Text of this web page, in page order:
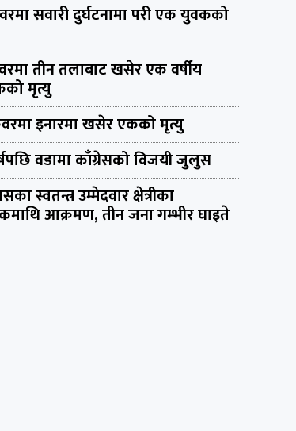
सवारी दुर्घटनामा परी एक युवकको
तीन तलाबाट खसेर एक वर्षीय
मृत्यु
इनारमा खसेर एकको मृत्यु
वडामा काँग्रेसको विजयी जुलुस
स्वतन्त्र उम्मेदवार क्षेत्रीका
आक्रमण, तीन जना गम्भीर घाइते